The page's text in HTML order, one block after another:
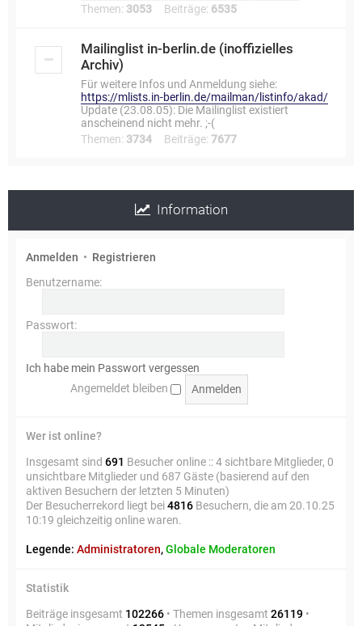
Themen: 3053 Beiträge: 6535
Mailinglist in-berlin.de (inoffizielles
Archiv)
Für weitere Infos und Anmeldung siehe:
https://mlists.in-berlin.de/mailman/listinfo/akad/
Update (23.08.05): Die Mailinglist existiert
anscheinend nicht mehr. ;-(
Themen: 3734 Beiträge: 7677
Information
Anmelden • Registrieren
Benutzername:
Passwort:
Ich habe mein Passwort vergessen
Angemeldet bleiben
Wer ist online?
Insgesamt sind 691 Besucher online :: 4 sichtbare Mitglieder, 0
unsichtbare Mitglieder und 687 Gäste (basierend auf den
aktiven Besuchern der letzten 5 Minuten)
Der Besucherrekord liegt bei4816 Besuchern, die am 20.10.25
10:19 gleichzeitig online waren.
Legende: Administratoren,Globale Moderatoren
Statistik
Beiträge insgesamt 102266 • Themen insgesamt 26119 •